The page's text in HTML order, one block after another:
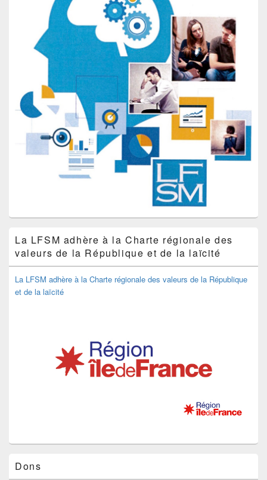
La LFSM adhère à la Charte régionale des
valeurs de la République et de la laïcité
La LFSM adhère à la Charte régionale des valeurs de la République
et de la laïcité
Dons